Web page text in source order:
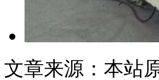
文章来源：本站